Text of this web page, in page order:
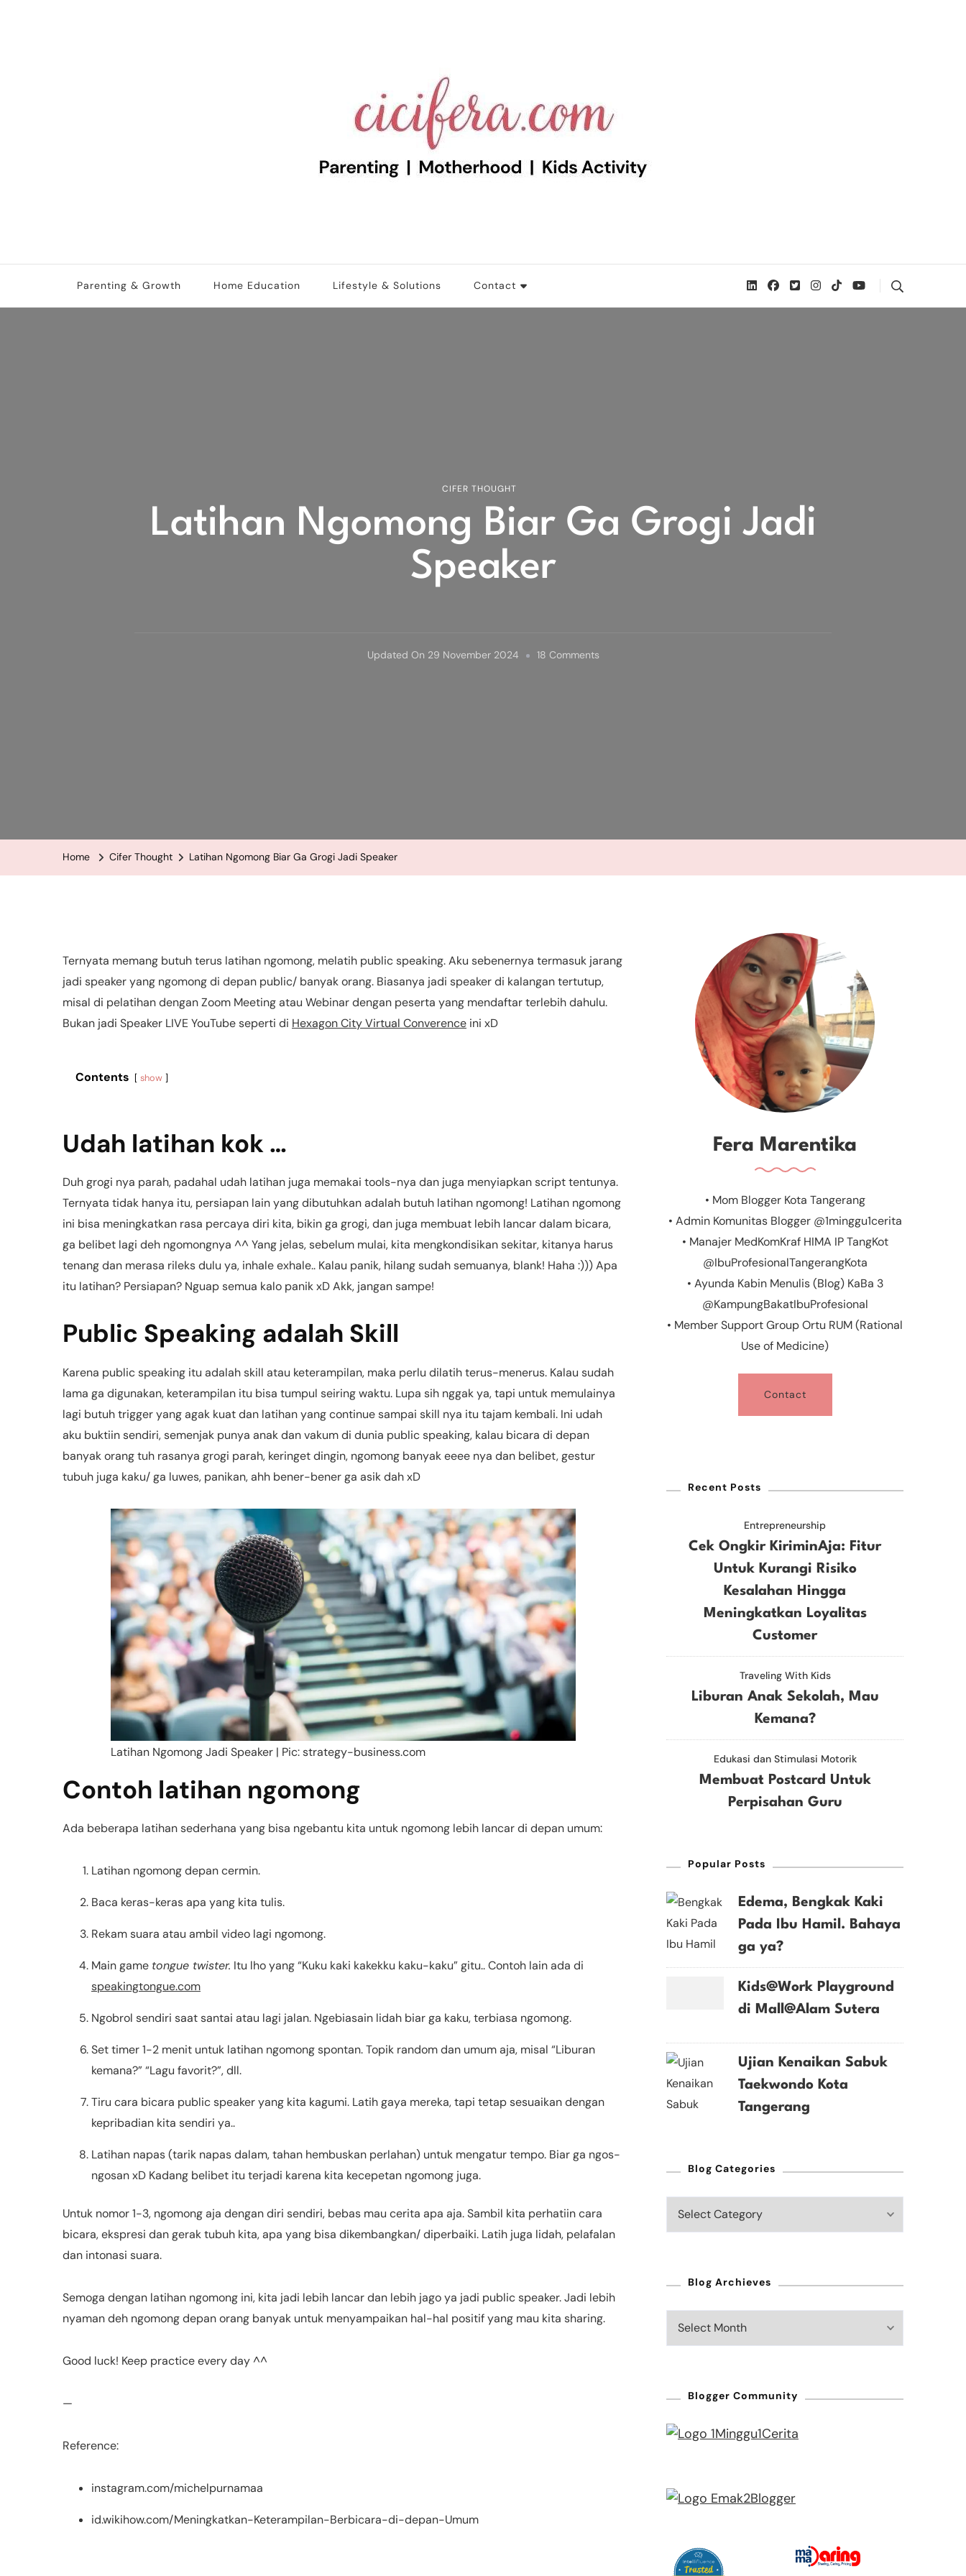
Parenting & Growth Home Education Lifestyle & Solutions Contact
CIFER THOUGHT
Latihan Ngomong Biar Ga Grogi Jadi
Speaker
Updated On 29 November 2024 18 CommentsOn
Home Cifer Thought Latihan Ngomong Biar Ga Grogi Jadi Speaker
Ternyata memang butuh terus latihan ngomong, melatih public speaking. Aku sebenernya termasuk jarang
jadi speaker yang ngomong di depan public/ banyak orang. Biasanya jadi speaker di kalangan tertutup,
misal di pelatihan dengan Zoom Meeting atau Webinar dengan peserta yang mendaftar terlebih dahulu.
Bukan jadi Speaker LIVE YouTube seperti di Hexagon City Virtual Converence ini xD
Contents show
Udah latihan kok …
Duh grogi nya parah, padahal udah latihan juga memakai tools-nya dan juga menyiapkan script tentunya.
Ternyata tidak hanya itu, persiapan lain yang dibutuhkan adalah butuh latihan ngomong! Latihan ngomong
ini bisa meningkatkan rasa percaya diri kita, bikin ga grogi, dan juga membuat lebih lancar dalam bicara,
ga belibet lagi deh ngomongnya ^^ Yang jelas, sebelum mulai, kita mengkondisikan sekitar, kitanya harus
tenang dan merasa rileks dulu ya, inhale exhale.. Kalau panik, hilang sudah semuanya, blank! Haha :))) Apa
itu latihan? Persiapan? Nguap semua kalo panik xD Akk, jangan sampe!
Public Speaking adalah Skill
Karena public speaking itu adalah skill atau keterampilan, maka perlu dilatih terus-menerus. Kalau sudah
lama ga digunakan, keterampilan itu bisa tumpul seiring waktu. Lupa sih nggak ya, tapi untuk memulainya
lagi butuh trigger yang agak kuat dan latihan yang continue sampai skill nya itu tajam kembali. Ini udah
aku buktiin sendiri, semenjak punya anak dan vakum di dunia public speaking, kalau bicara di depan
banyak orang tuh rasanya grogi parah, keringet dingin, ngomong banyak eeee nya dan belibet, gestur
tubuh juga kaku/ ga luwes, panikan, ahh bener-bener ga asik dah xD
Latihan Ngomong Jadi Speaker | Pic: strategy-business.com
Contoh latihan ngomong
Ada beberapa latihan sederhana yang bisa ngebantu kita untuk ngomong lebih lancar di depan umum:
Latihan ngomong depan cermin.
Baca keras-keras apa yang kita tulis.
Rekam suara atau ambil video lagi ngomong.
Main game tongue twister. Itu lho yang “Kuku kaki kakekku kaku-kaku” gitu.. Contoh lain ada di
speakingtongue.com
Ngobrol sendiri saat santai atau lagi jalan. Ngebiasain lidah biar ga kaku, terbiasa ngomong.
Set timer 1-2 menit untuk latihan ngomong spontan. Topik random dan umum aja, misal “Liburan
kemana?” “Lagu favorit?”, dll.
Tiru cara bicara public speaker yang kita kagumi. Latih gaya mereka, tapi tetap sesuaikan dengan
kepribadian kita sendiri ya..
Latihan napas (tarik napas dalam, tahan hembuskan perlahan) untuk mengatur tempo. Biar ga ngos-
ngosan xD Kadang belibet itu terjadi karena kita kecepetan ngomong juga.
Untuk nomor 1-3, ngomong aja dengan diri sendiri, bebas mau cerita apa aja. Sambil kita perhatiin cara
bicara, ekspresi dan gerak tubuh kita, apa yang bisa dikembangkan/ diperbaiki. Latih juga lidah, pelafalan
dan intonasi suara.
Semoga dengan latihan ngomong ini, kita jadi lebih lancar dan lebih jago ya jadi public speaker. Jadi lebih
nyaman deh ngomong depan orang banyak untuk menyampaikan hal-hal positif yang mau kita sharing.
Good luck! Keep practice every day ^^
—
Reference:
instagram.com/michelpurnamaa
id.wikihow.com/Meningkatkan-Keterampilan-Berbicara-di-depan-Umum
Fera Marentika
• Mom Blogger Kota Tangerang
• Admin Komunitas Blogger @1minggu1cerita
• Manajer MedKomKraf HIMA IP TangKot
@IbuProfesionalTangerangKota
• Ayunda Kabin Menulis (Blog) KaBa 3
@KampungBakatIbuProfesional
• Member Support Group Ortu RUM (Rational
Use of Medicine)
Contact
Recent Posts
Entrepreneurship
Cek Ongkir KiriminAja: Fitur
Untuk Kurangi Risiko
Kesalahan Hingga
Meningkatkan Loyalitas
Customer
Traveling With Kids
Liburan Anak Sekolah, Mau
Kemana?
Edukasi dan Stimulasi Motorik
Membuat Postcard Untuk
Perpisahan Guru
Popular Posts
Edema, Bengkak Kaki
Pada Ibu Hamil. Bahaya
ga ya?
Kids@Work Playground
di Mall@Alam Sutera
Ujian Kenaikan Sabuk
Taekwondo Kota
Tangerang
Blog Categories
Blog
Blog Archieves
Blog
Blogger Community